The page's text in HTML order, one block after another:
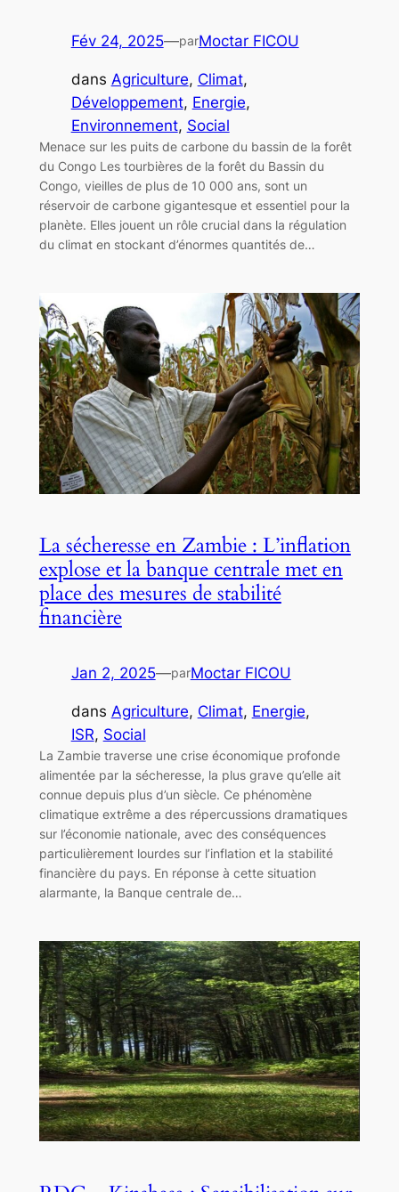
Fév 24, 2025—parMoctar FICOU
dans Agriculture, Climat
Développement, Energie
Environnement, Social
Menace sur les puits de carbone du bassin de la forêt
du Congo Les tourbières de la forêt du Bassin du
Congo, vieilles de plus de 10 000 ans, sont un
réservoir de carbone gigantesque et essentiel pour la
planète. Elles jouent un rôle crucial dans la régulation
du climat en stockant d’énormes quantités de…
La sécheresse en Zambie : L’inflation
explose et la banque centrale met en
place des mesures de stabilité
financière
Jan 2, 2025—parMoctar FICOU
dans Agriculture, Climat, Energie
ISR, Social
La Zambie traverse une crise économique profonde
alimentée par la sécheresse, la plus grave qu’elle ait
connue depuis plus d’un siècle. Ce phénomène
climatique extrême a des répercussions dramatiques
sur l’économie nationale, avec des conséquences
particulièrement lourdes sur l’inflation et la stabilité
financière du pays. En réponse à cette situation
alarmante, la Banque centrale de…